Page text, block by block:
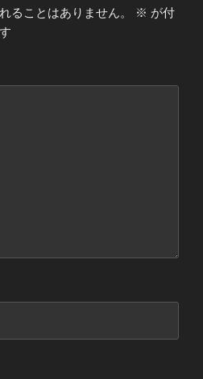
ることはありません。 ※ が付